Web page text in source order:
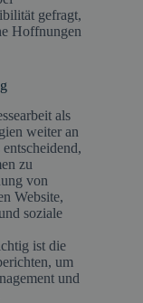
gefragt,
Hoffnungen
als
weiter an
zu
von
Website,
soziale
ist die
um
und